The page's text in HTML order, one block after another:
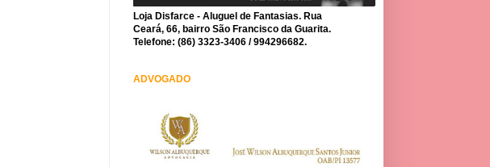
Loja Disfarce - Aluguel de Fantasias. Rua
Ceará, 66, bairro São Francisco da Guarita.
Telefone: (86) 3323-3406 / 994296682.
ADVOGADO